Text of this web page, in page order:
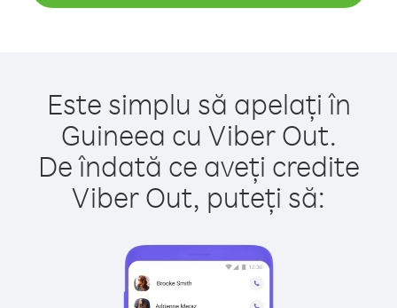
Este simplu să apelați în
Guineea cu Viber Out.
De îndată ce aveți credite
Viber Out, puteți să: